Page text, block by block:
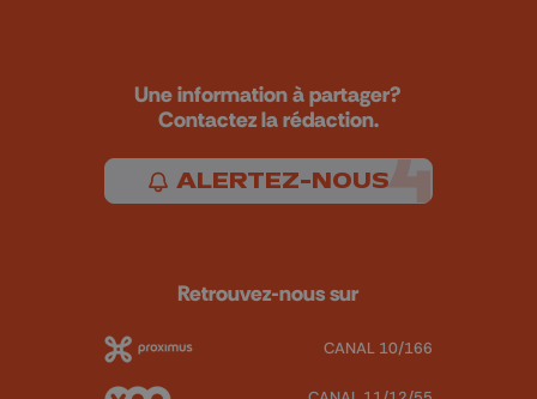
Une information à partager?
Contactez la rédaction.
ALERTEZ-NOUS
Retrouvez-nous sur
CANAL 10/166